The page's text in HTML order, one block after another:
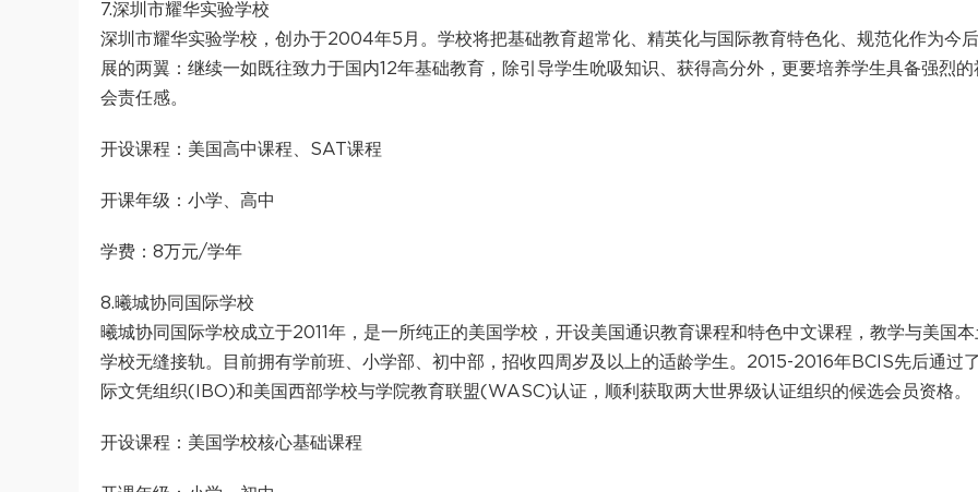
7.深圳市耀华实验学校
深圳市耀华实验学校，创办于2004年5月。学校将把基础教育超常化、精英化与国际教育特色化、规范化作为今
展的两翼：继续一如既往致力于国内12年基础教育，除引导学生吮吸知识、获得高分外，更要培养学生具备强烈的
会责任感。
开设课程：美国高中课程、SAT课程
开课年级：小学、高中
学费：8万元/学年
8.曦城协同国际学校
曦城协同国际学校成立于2011年，是一所纯正的美国学校，开设美国通识教育课程和特色中文课程，教学与美国本
学校无缝接轨。目前拥有学前班、小学部、初中部，招收四周岁及以上的适龄学生。2015-2016年BCIS先后通过
际文凭组织(IBO)和美国西部学校与学院教育联盟(WASC)认证，顺利获取两大世界级认证组织的候选会员资格。
开设课程：美国学校核心基础课程